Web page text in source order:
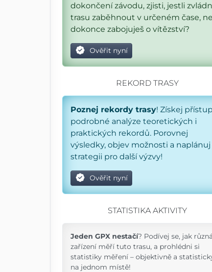
dokončení závodu, zjisti, jestli
trasu zaběhnout v určeném čase,
dokonce zabojuješ o vítězství?
Ověřit nyní
REKORD TRASY
Poznej rekordy trasy! Získej
podrobné analýze teoretických i
praktických rekordů. Porovnej
výsledky, objev možnosti a naplánuj
strategii pro další výzvy!
Ověřit nyní
STATISTIKA AKTIVITY
Jeden GPX nestačí? Podívej se, jak různá
zařízení měří tuto trasu, a prohlédni si
statistiky měření – objektivně a
na jednom místě!